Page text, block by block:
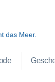
das Meer.